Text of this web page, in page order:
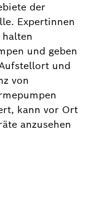
der
Expertinnen
und geben
und
von
kann vor Ort
anzusehen